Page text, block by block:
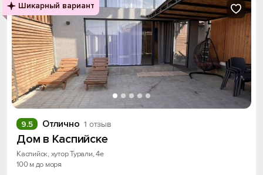
Шикарный вариант
Отлично 1 отзыв
9.5
Дом в Каспийске
Каспийск, хутор Турали, 4е
100 м до моря